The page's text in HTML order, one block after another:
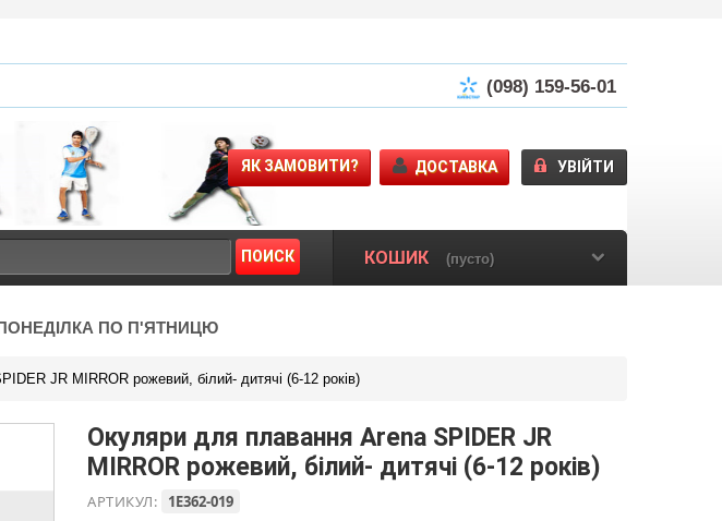
(098) 159-56-01
ПОИСК
УВІЙТИ
ЯК ЗАМОВИТИ? ДОСТАВКА
КОШИК (пусто)
ПО П'ЯТНИЦЮ
JR MIRROR рожевий, білий- дитячі (6-12 років)
Окуляри для плавання Arena SPIDER JR
MIRROR рожевий, білий- дитячі (6-12 років)
АРТИКУЛ: 1E362-019